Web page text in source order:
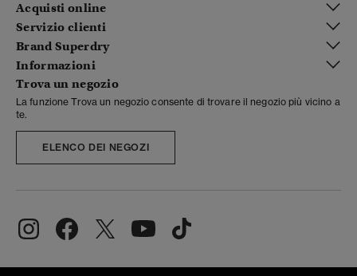
Acquisti online
Servizio clienti
Brand Superdry
Informazioni
Trova un negozio
La funzione Trova un negozio consente di trovare il negozio più vicino a
te.
ELENCO DEI NEGOZI